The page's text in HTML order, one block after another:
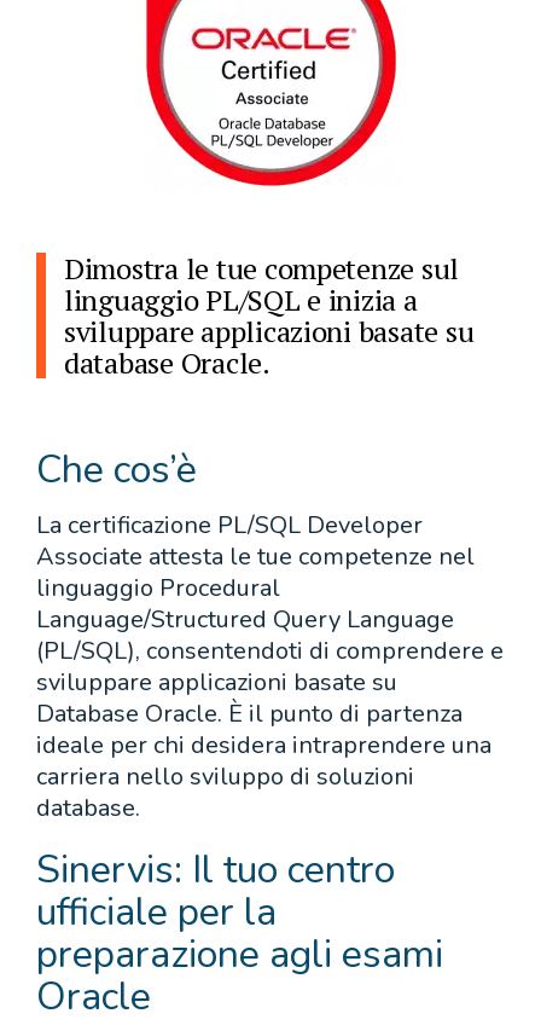
Dimostra le tue competenze sul
linguaggio PL/SQL e inizia a
sviluppare applicazioni basate su
database Oracle.
Che cos’è
La certificazione PL/SQL Developer
Associate attesta le tue competenze nel
linguaggio Procedural
Language/Structured Query Language
(PL/SQL), consentendoti di comprendere e
sviluppare applicazioni basate su
Database Oracle. È il punto di partenza
ideale per chi desidera intraprendere una
carriera nello sviluppo di soluzioni
database.
Sinervis: Il tuo centro
ufficiale per la
preparazione agli esami
Oracle